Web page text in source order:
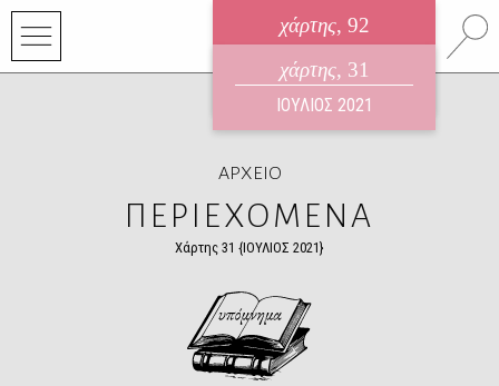
χάρτης, 92
ηλεκτρονικό περιοδικό
ΑΥΓΟΥΣΤΟΣ 2026
χάρτης, 31
ΙΟΥΛΙΟΣ 2021
ΑΡΧΕΙΟ
ΠΕΡΙΕΧΟΜΕΝΑ
Χάρτης 31 {ΙΟΥΛΙΟΣ 2021}